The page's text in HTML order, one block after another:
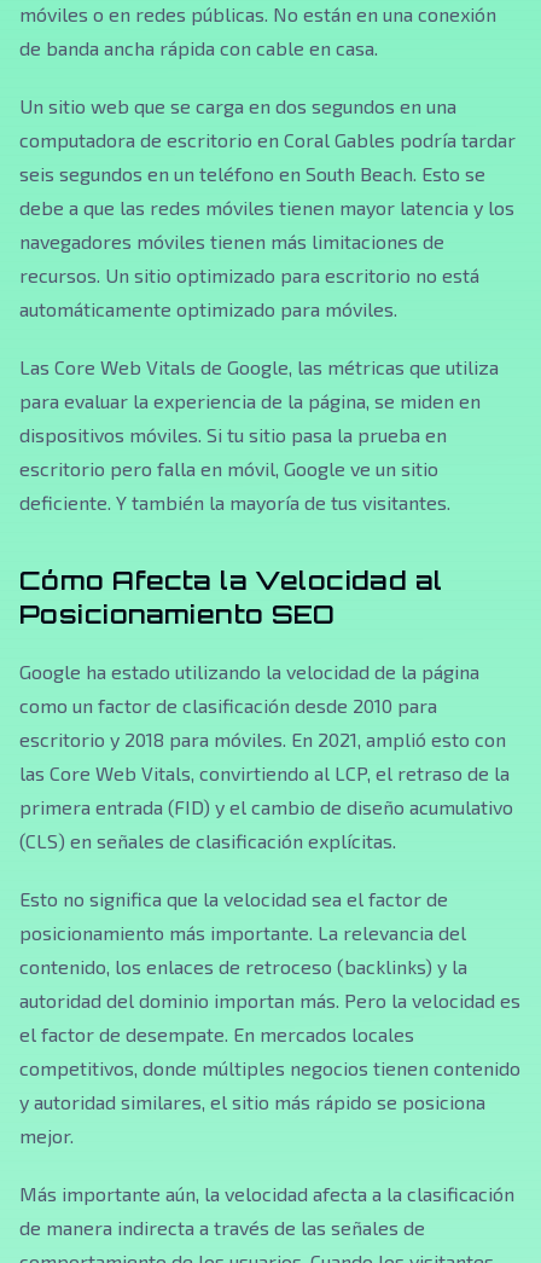
móviles o en redes públicas. No están en una conexión
de banda ancha rápida con cable en casa.
Un sitio web que se carga en dos segundos en una
computadora de escritorio en Coral Gables podría tardar
seis segundos en un teléfono en South Beach. Esto se
debe a que las redes móviles tienen mayor latencia y los
navegadores móviles tienen más limitaciones de
recursos. Un sitio optimizado para escritorio no está
automáticamente optimizado para móviles.
Las Core Web Vitals de Google, las métricas que utiliza
para evaluar la experiencia de la página, se miden en
dispositivos móviles. Si tu sitio pasa la prueba en
escritorio pero falla en móvil, Google ve un sitio
deficiente. Y también la mayoría de tus visitantes.
Cómo Afecta la Velocidad al
Posicionamiento SEO
Google ha estado utilizando la velocidad de la página
como un factor de clasificación desde 2010 para
escritorio y 2018 para móviles. En 2021, amplió esto con
las Core Web Vitals, convirtiendo al LCP, el retraso de la
primera entrada (FID) y el cambio de diseño acumulativo
(CLS) en señales de clasificación explícitas.
Esto no significa que la velocidad sea el factor de
posicionamiento más importante. La relevancia del
contenido, los enlaces de retroceso (backlinks) y la
autoridad del dominio importan más. Pero la velocidad es
el factor de desempate. En mercados locales
competitivos, donde múltiples negocios tienen contenido
y autoridad similares, el sitio más rápido se posiciona
mejor.
Más importante aún, la velocidad afecta a la clasificación
de manera indirecta a través de las señales de